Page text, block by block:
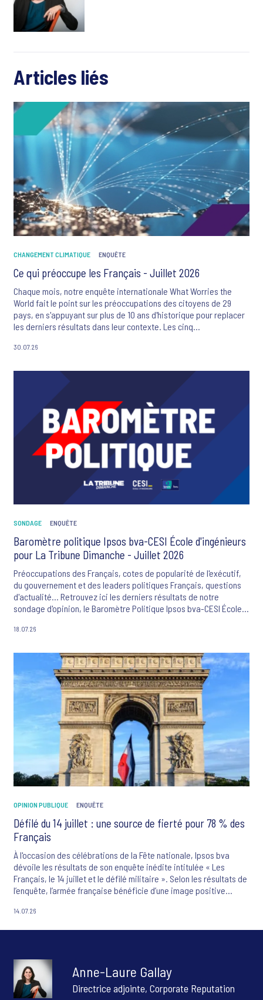
Articles liés
CHANGEMENT CLIMATIQUE ENQUÊTE
Ce qui préoccupe les Français - Juillet 2026
Chaque mois, notre enquête internationale What Worries the
World fait le point sur les préoccupations des citoyens de 29
pays, en s'appuyant sur plus de 10 ans d'historique pour replacer
les derniers résultats dans leur contexte. Les cinq
criminalité et la violence, le changement climatique, l'inflation, le
30.07.26
SONDAGE ENQUÊTE
Baromètre politique Ipsos bva-CESI École d'ingénieurs
pour La Tribune Dimanche - Juillet 2026
Préoccupations des Français, cotes de popularité de l'exécutif,
du gouvernement et des leaders politiques Français, questions
d'actualité... Retrouvez ici les derniers résultats de notre
sondage d'opinion, le Baromètre Politique Ipsos bva-CESI École
18.07.26
OPINION PUBLIQUE ENQUÊTE
Défilé du 14 juillet : une source de fierté pour 78 % des
Français
À l'occasion des célébrations de la Fête nationale, Ipsos bva
dévoile les résultats de son enquête inédite intitulée « Les
Français, le 14 juillet et le défilé militaire ». Selon les résultats de
l’enquête, l’armée française bénéficie d’une image positive
souligne également que 80 % des Français considèrent le défilé
que 78 % des personnes ayant une opinion déclarent se sentir
fiers d’être Français lors du défilé des troupes des armées le
14 juillet.
14.07.26
Anne-Laure Gallay
Directrice adjointe, Corporate Reputation